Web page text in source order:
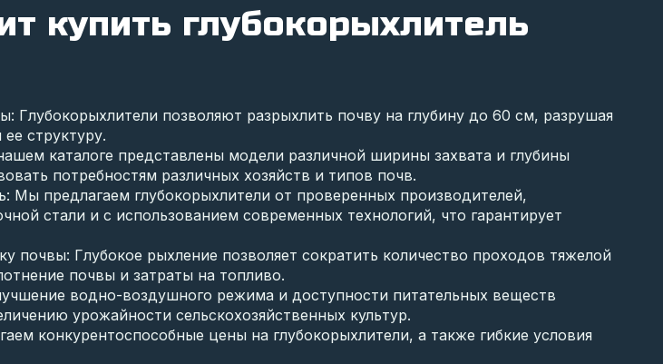
купить глубокорыхлитель
Глубокорыхлители позволяют разрыхлить почву на глубину до 60 см, разрушая
структуру.
каталоге представлены модели различной ширины захвата и глубины
потребностям различных хозяйств и типов почв.
Мы предлагаем глубокорыхлители от проверенных производителей,
стали и с использованием современных технологий, что гарантирует
почвы: Глубокое рыхление позволяет сократить количество проходов тяжелой
почвы и затраты на топливо.
водно-воздушного режима и доступности питательных веществ
урожайности сельскохозяйственных культур.
конкурентоспособные цены на глубокорыхлители, а также гибкие условия